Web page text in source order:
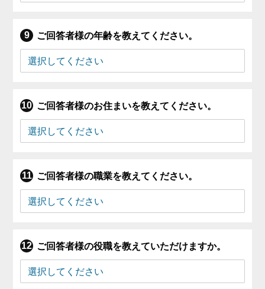
ご回答者様の年齢を教えてください。
ご回答者様のお住まいを教えてください。
ご回答者様の職業を教えてください。
ご回答者様の役職を教えていただけますか。